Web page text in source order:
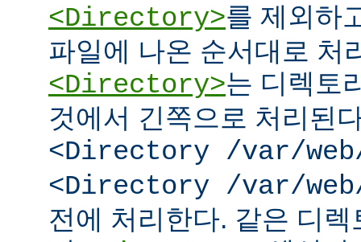
<Directory>를 제외하
파일에 나온 순서대로 처
<Directory>는 디렉토
것에서 긴쪽으로 처리된
<Directory /var/
<Directory /var/
전에 처리한다. 같은 디